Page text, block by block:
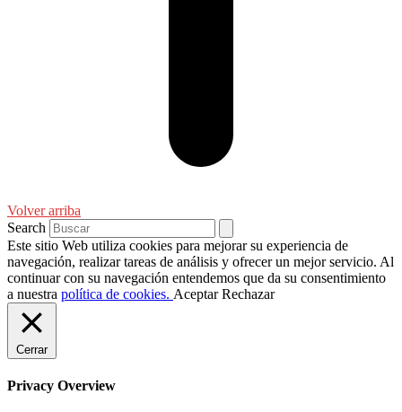
Volver arriba
Search
Este sitio Web utiliza cookies para mejorar su experiencia de
navegación, realizar tareas de análisis y ofrecer un mejor servicio. Al
continuar con su navegación entendemos que da su consentimiento
a nuestra política de cookies. Aceptar Rechazar
Cerrar
Privacy Overview